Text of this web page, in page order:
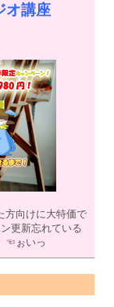
オ講座
方向けに大特価で
更新忘れている
☜ぉいっ